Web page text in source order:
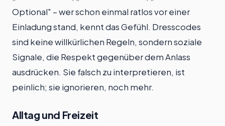
Optional" – wer schon einmal ratlos vor einer
Einladung stand, kennt das Gefühl. Dresscodes
sind keine willkürlichen Regeln, sondern soziale
Signale, die Respekt gegenüber dem Anlass
ausdrücken. Sie falsch zu interpretieren, ist
peinlich; sie ignorieren, noch mehr.
Alltag und Freizeit